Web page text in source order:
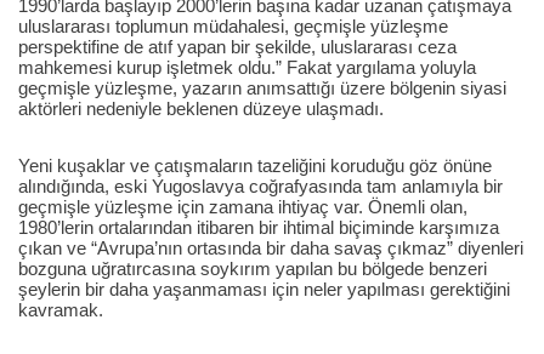
1990’larda başlayıp 2000’lerin başına kadar uzanan çatışmaya
uluslararası toplumun müdahalesi, geçmişle yüzleşme
perspektifine de atıf yapan bir şekilde, uluslararası ceza
mahkemesi kurup işletmek oldu.” Fakat yargılama yoluyla
geçmişle yüzleşme, yazarın anımsattığı üzere bölgenin siyasi
aktörleri nedeniyle beklenen düzeye ulaşmadı.
Yeni kuşaklar ve çatışmaların tazeliğini koruduğu göz önüne
alındığında, eski Yugoslavya coğrafyasında tam anlamıyla bir
geçmişle yüzleşme için zamana ihtiyaç var. Önemli olan,
1980’lerin ortalarından itibaren bir ihtimal biçiminde karşımıza
çıkan ve “Avrupa’nın ortasında bir daha savaş çıkmaz” diyenleri
bozguna uğratırcasına soykırım yapılan bu bölgede benzeri
şeylerin bir daha yaşanmaması için neler yapılması gerektiğini
kavramak.